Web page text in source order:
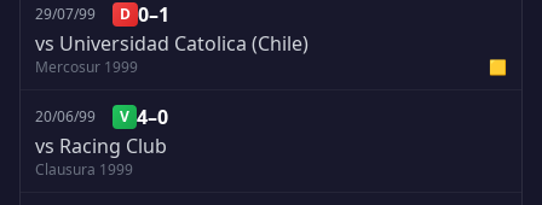
29/07/99 D 0–1
vs Universidad Catolica (Chile)
Mercosur 1999 🟨
20/06/99 V 4–0
vs Racing Club
Clausura 1999